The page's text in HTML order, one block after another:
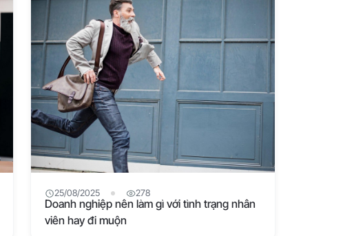
25/08/2025 278
Doanh nghiệp nên làm gì với tình trạng nhân
viên hay đi muộn